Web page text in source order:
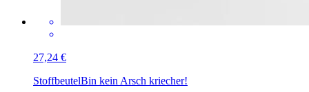
27,24 €
StoffbeutelBin kein Arsch kriecher!